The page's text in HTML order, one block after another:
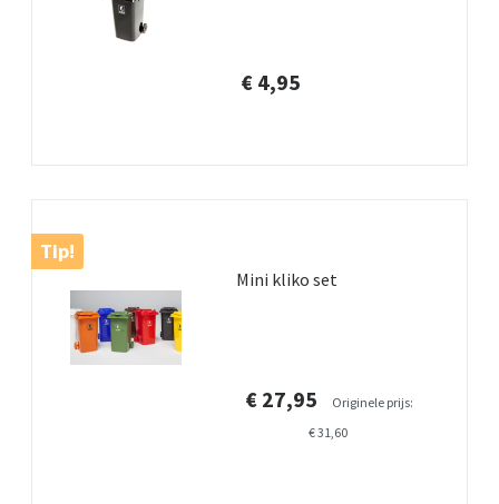
€ 4,95
Tip!
Mini kliko set
€ 27,95
Originele prijs:
€ 31,60